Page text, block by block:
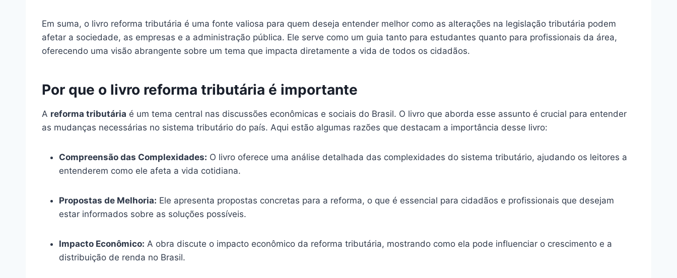
Em suma, o livro reforma tributária é uma fonte valiosa para quem deseja entender melhor como as alterações na legislação tributária podem
afetar a sociedade, as empresas e a administração pública. Ele serve como um guia tanto para estudantes quanto para profissionais da área,
oferecendo uma visão abrangente sobre um tema que impacta diretamente a vida de todos os cidadãos.
Por que o livro reforma tributária é importante
A reforma tributária é um tema central nas discussões econômicas e sociais do Brasil. O livro que aborda esse assunto é crucial para entender
as mudanças necessárias no sistema tributário do país. Aqui estão algumas razões que destacam a importância desse livro:
Compreensão das Complexidades: O livro oferece uma análise detalhada das complexidades do sistema tributário, ajudando os leitores a
entenderem como ele afeta a vida cotidiana.
Propostas de Melhoria: Ele apresenta propostas concretas para a reforma, o que é essencial para cidadãos e profissionais que desejam
estar informados sobre as soluções possíveis.
Impacto Econômico: A obra discute o impacto econômico da reforma tributária, mostrando como ela pode influenciar o crescimento e a
distribuição de renda no Brasil.